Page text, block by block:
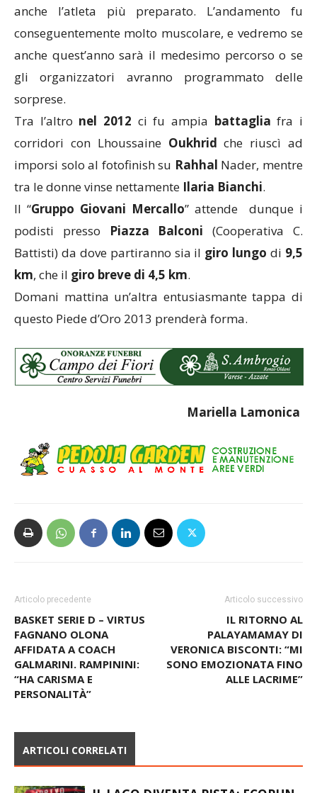
anche l’atleta più preparato. L’andamento fu
conseguentemente molto muscolare, e vedremo se
anche quest’anno sarà il medesimo percorso o se
gli organizzatori avranno programmato delle
sorprese.
Tra l’altro nel 2012 ci fu ampia battaglia fra i
corridori con Lhoussaine Oukhrid che riuscì ad
imporsi solo al fotofinish su Rahhal Nader, mentre
tra le donne vinse nettamente Ilaria Bianchi.
Il “Gruppo Giovani Mercallo” attende dunque i
podisti presso
Piazza Balconi (Cooperativa C.
Battisti) da dove partiranno sia il giro lungo di 9,5
km, che il giro breve di 4,5 km.
Domani mattina un’altra entusiasmante tappa di
questo Piede d’Oro 2013 prenderà forma.
Mariella Lamonica
Articolo precedente
BASKET SERIE D – VIRTUS
FAGNANO OLONA
AFFIDATA A COACH
GALMARINI. RAMPININI:
“HA CARISMA E
PERSONALITÀ”
Articolo successivo
IL RITORNO AL
PALAYAMAMAY DI
VERONICA BISCONTI: “MI
SONO EMOZIONATA FINO
ALLE LACRIME”
ARTICOLI CORRELATI